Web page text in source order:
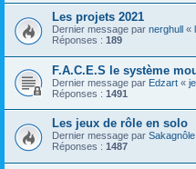
Les projets 2021
Dernier message par nerghull «
Réponses : 189
F.A.C.E.S le système
Dernier message par Edzart «
Réponses : 1491
Les jeux de rôle en solo
Dernier message par Sakagnôle
Réponses : 1487